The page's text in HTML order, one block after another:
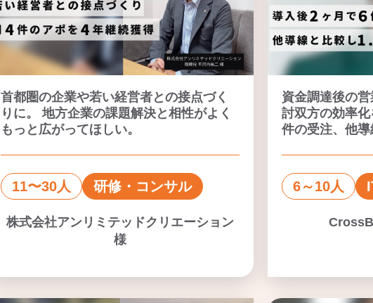
首都圏の企業や若い経営者との接点づく
りに。 地方企業の課題解決と相性がよく
もっと広がってほしい。
11〜30人 研修・コンサル
株式会社アンリミテッドクリエーション
様
資金調達後の
討双方の効率
件の受注、他
6～10人